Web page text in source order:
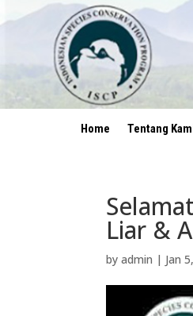
Home Tentang
Liar &
byadmin | Jan